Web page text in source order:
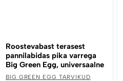
Roostevabast terasest
pannilabidas pika varrega
Big Green Egg, universaalne
BIG GREEN EGG TARVIKUD